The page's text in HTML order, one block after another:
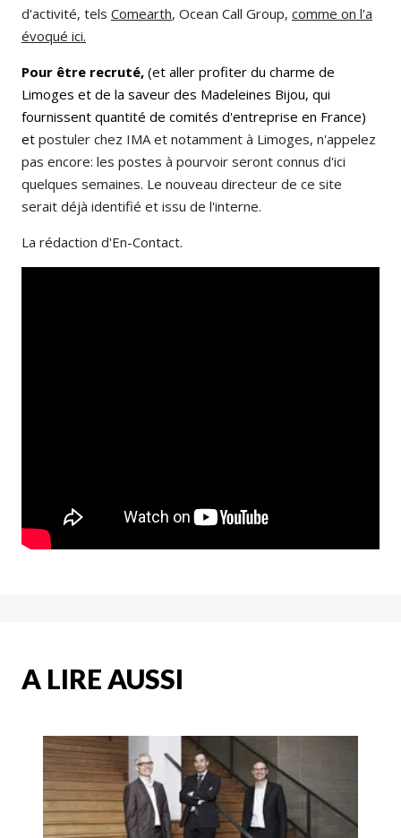
d'activité, tels Comearth, Ocean Call Group, comme on l'a
évoqué ici.
Pour être recruté, (et aller profiter du charme de
Limoges et de la saveur des Madeleines Bijou, qui
fournissent quantité de comités d'entreprise en France)
et postuler chez IMA et notamment à Limoges, n'appelez
pas encore: les postes à pourvoir seront connus d'ici
quelques semaines. Le nouveau directeur de ce site
serait déjà identifié et issu de l'interne.
La rédaction d'En-Contact.
A LIRE AUSSI